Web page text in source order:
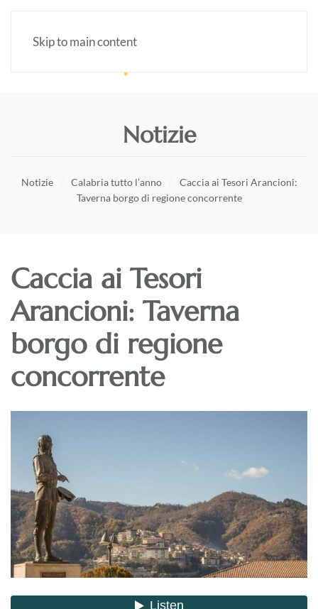
Skip to main content
Notizie
Notizie Calabria tutto l’anno
Caccia ai Tesori Arancioni:
Taverna borgo di regione concorrente
Caccia ai Tesori
Arancioni: Taverna
borgo di regione
concorrente